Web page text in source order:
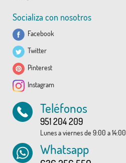
Socializa con nosotros
Facebook
Twitter
Pinterest
Instagram
Teléfonos
951 204 209
Lunes a viernes de 9:00 a 14:00
Whatsapp